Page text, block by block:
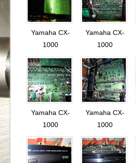
Yamaha CX-
1000
Yamaha CX-
1000
Yamaha CX-
1000
Yamaha CX-
1000